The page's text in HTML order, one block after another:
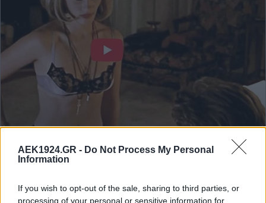
AEK1924.GR - Do Not Process My Personal
Information
If you wish to opt-out of the sale, sharing to third parties, or
processing of your personal or sensitive information for